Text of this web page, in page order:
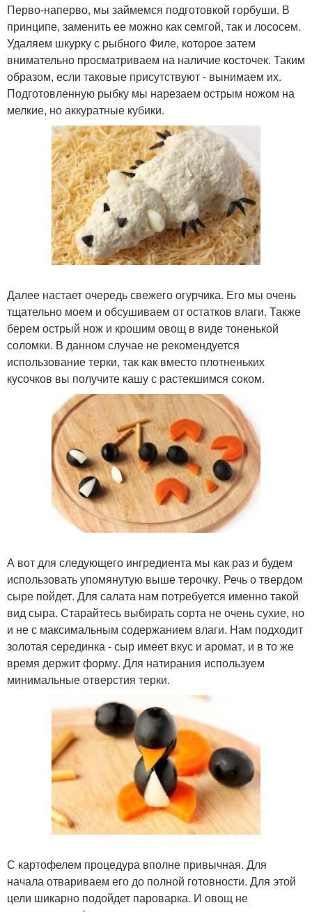
Перво-наперво, мы займемся подготовкой горбуши. В
принципе, заменить ее можно как семгой, так и лососем.
Удаляем шкурку с рыбного Филе, которое затем
внимательно просматриваем на наличие косточек. Таким
образом, если таковые присутствуют - вынимаем их.
Подготовленную рыбку мы нарезаем острым ножом на
мелкие, но аккуратные кубики.
Далее настает очередь свежего огурчика. Его мы очень
тщательно моем и обсушиваем от остатков влаги. Также
берем острый нож и крошим овощ в виде тоненькой
соломки. В данном случае не рекомендуется
использование терки, так как вместо плотненьких
кусочков вы получите кашу с растекшимся соком.
А вот для следующего ингредиента мы как раз и будем
использовать упомянутую выше терочку. Речь о твердом
сыре пойдет. Для салата нам потребуется именно такой
вид сыра. Старайтесь выбирать сорта не очень сухие, но
и не с максимальным содержанием влаги. Нам подходит
золотая серединка - сыр имеет вкус и аромат, и в то же
время держит форму. Для натирания используем
минимальные отверстия терки.
С картофелем процедура вполне привычная. Для
начала отвариваем его до полной готовности. Для этой
цели шикарно подойдет пароварка. И овощ не